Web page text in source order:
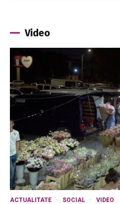
Video
ACTUALITATE SOCIAL VIDEO